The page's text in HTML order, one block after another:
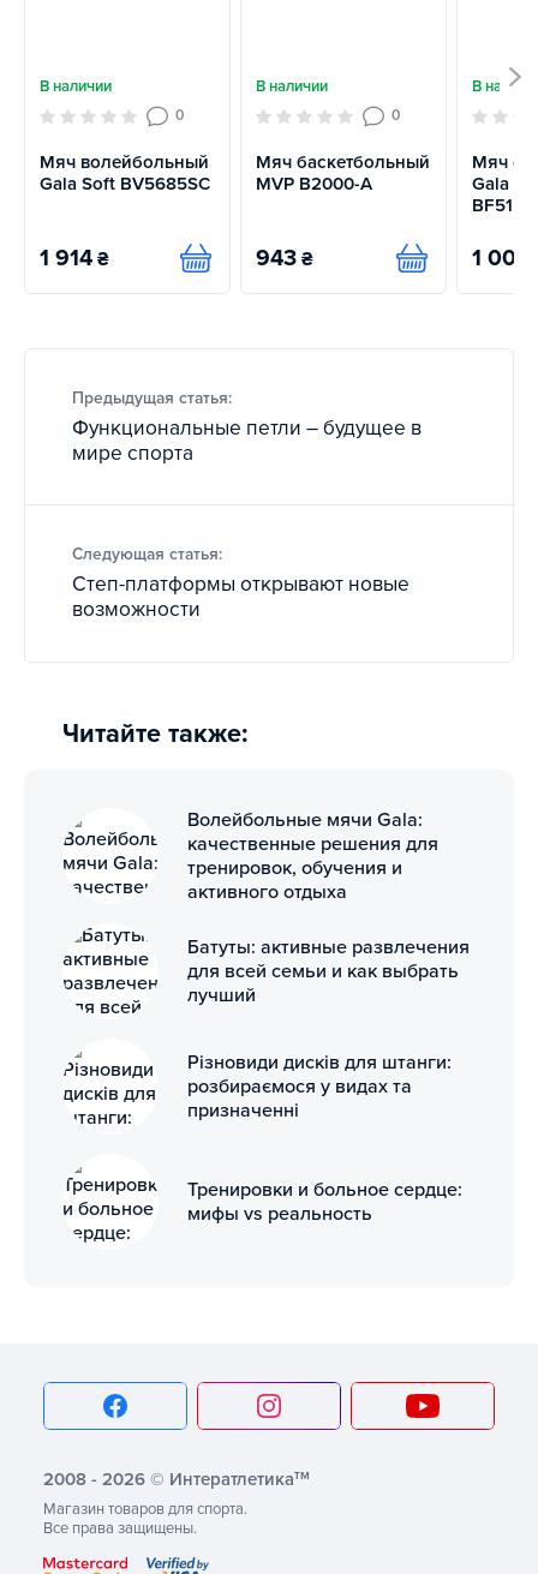
В наличии
0
Мяч волейбольный
Gala Soft BV5685SC
1 914 ₴ Купить
В наличии
0
Мяч баскетбольный
MVP B2000-A
943 ₴ Купить
В
Мяч
Gala
1 000
Предыдущая статья:
Функциональные петли – будущее в
мире спорта
Следующая статья:
Степ-платформы открывают новые
возможности
Читайте также:
Волейбольные мячи Gala:
качественные решения для
тренировок, обучения и
активного отдыха
Батуты: активные развлечения
для всей семьи и как выбрать
лучший
Різновиди дисків для штанги:
розбираємося у видах та
призначенні
Тренировки и больное сердце:
мифы vs реальность
2008 - 2026 © Интератлетикатм
Магазин товаров для спорта.
Все права защищены.